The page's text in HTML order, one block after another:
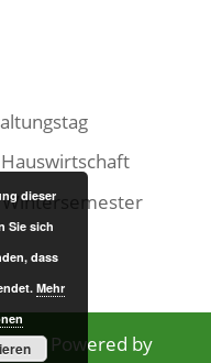
| Powered by
dieser
Sie sich
dass
Mehr